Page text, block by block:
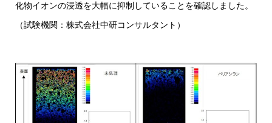
化物イオンの浸透を大幅に抑制していることを確認しました。
（試験機関：株式会社中研コンサルタント）